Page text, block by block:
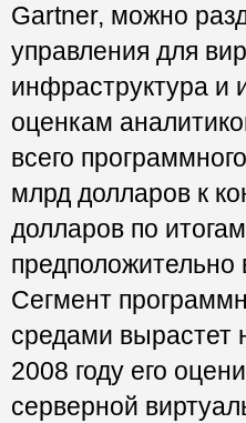
Gartner, можно
управления для
инфраструктура и
оценкам
всего
млрд долларов к
долларов по
Сегмент
средами вырастет
2008 году его
серверной